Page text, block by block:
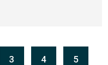
3 4 5